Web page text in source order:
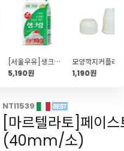
[서울우유]생크림(500ml)
5,190원
1,190원
NTI1539
[마르텔라토]페이
(40mm/소)